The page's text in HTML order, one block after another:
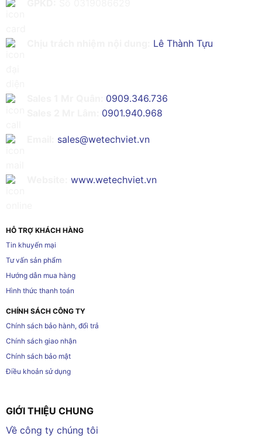
Lê Thành Tựu
0909.346.736
0901.940.968
sales@wetechviet.vn
www.wetechviet.vn
HỖ TRỢ KHÁCH HÀNG
Tin khuyến mại
Tư vấn sản phẩm
Hướng dẫn mua hàng
Hình thức thanh toán
CHÍNH SÁCH CÔNG TY
Chính sách bảo hành, đổi trả
Chính sách giao nhận
Chính sách bảo mật
Điều khoản sử dụng
GIỚI THIỆU CHUNG
Về công ty chúng tôi